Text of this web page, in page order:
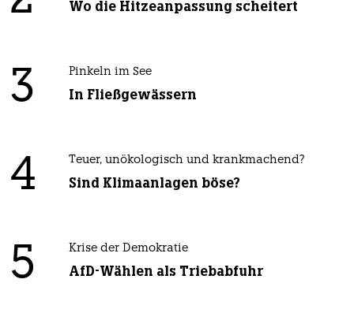
Wo die Hitzeanpassung scheitert
3 Pinkeln im See
In Fließgewässern
4 Teuer, unökologisch und krankmachend?
Sind Klimaanlagen böse?
5 Krise der Demokratie
AfD-Wählen als Triebabfuhr